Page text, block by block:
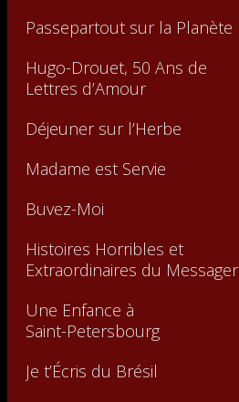
Passepartout sur la Planète
Hugo-Drouet, 50 Ans de
Lettres d’Amour
Déjeuner sur l’Herbe
Madame est Servie
Buvez-Moi
Histoires Horribles et
Extraordinaires du Messager
Une Enfance à
Saint-Petersbourg
Je t’Écris du Brésil